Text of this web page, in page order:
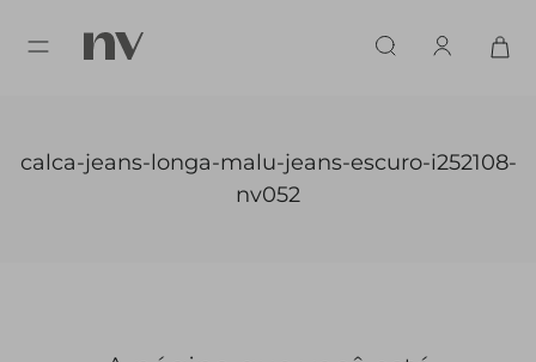
calca-jeans-longa-malu-jeans-escuro-i252108-
nv052